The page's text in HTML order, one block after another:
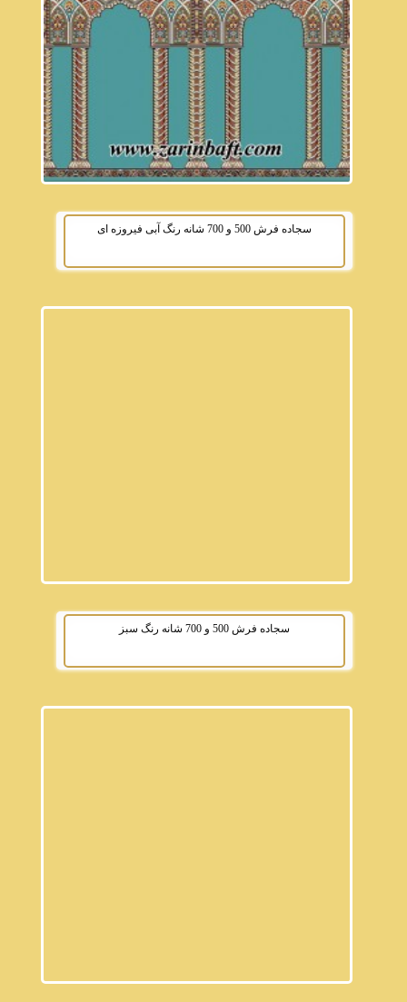
سجاده فرش 500 و 700 شانه رنگ آبی فیروزه ای
سجاده فرش 500 و 700 شانه رنگ سبز